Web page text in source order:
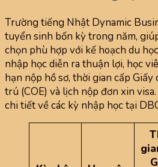
Trường tiếng Nhật Dynamic
tuyển sinh bốn kỳ trong năm,
chọn phù hợp với kế hoạch du
nhập học diễn ra thuận lợi, học
hạn nộp hồ sơ, thời gian cấp
trú (COE) và lịch nộp đơn xin
chi tiết về các kỳ nhập học tại